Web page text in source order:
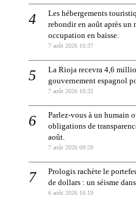
Les hébergements
rebondir en août après un
occupation en baisse.
7 août 2026 10:37
La Rioja recevra 4,6
gouvernement espagnol
7 août 2026 10:32
Parlez-vous à un humain
obligations de
août.
7 août 2026 09:59
Prologis rachète le
de dollars : un séisme
6 août 2026 16:19